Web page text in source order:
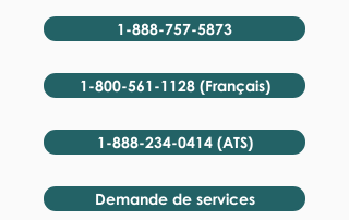
1-888-757-5873
1-800-561-1128 (Français)
1-888-234-0414 (ATS)
Demande de services